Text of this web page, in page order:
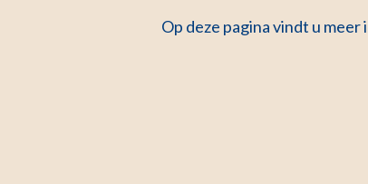
Op deze pagina vindt u